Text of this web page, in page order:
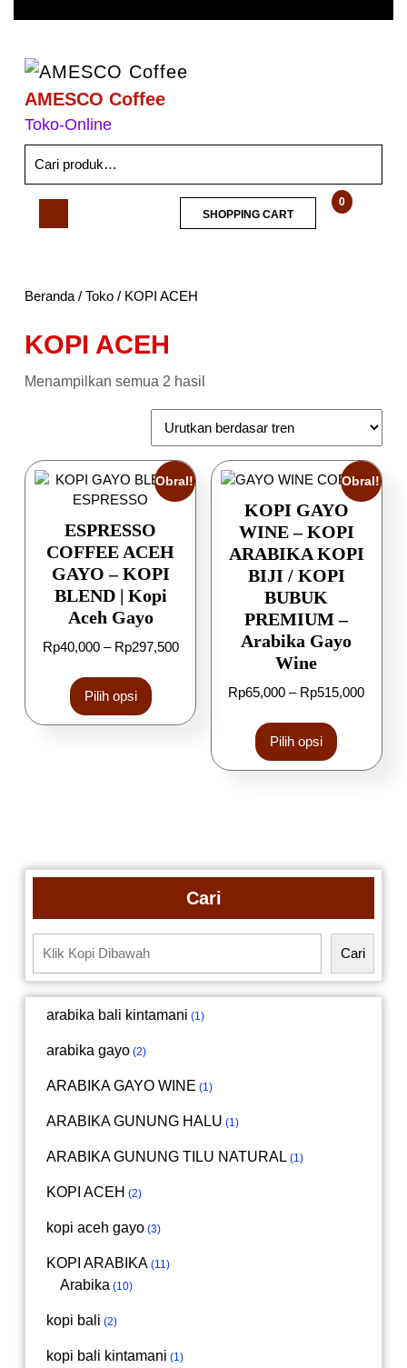
AMESCO Coffee
Toko-Online
0
SHOPPING CART
Beranda / Toko / KOPI ACEH
KOPI ACEH
Menampilkan semua 2 hasil
Obral!
ESPRESSO
COFFEE ACEH
GAYO – KOPI
BLEND | Kopi
Aceh Gayo
Rp40,000 – Rp297,500
Pilih opsi
Obral!
KOPI GAYO
WINE – KOPI
ARABIKA KOPI
BIJI / KOPI
BUBUK
PREMIUM –
Arabika Gayo
Wine
Rp65,000 – Rp515,000
Pilih opsi
Cari
Cari
arabika bali kintamani 1
arabika gayo 2
ARABIKA GAYO WINE 1
ARABIKA GUNUNG HALU 1
ARABIKA GUNUNG TILU NATURAL 1
KOPI ACEH 2
kopi aceh gayo 3
KOPI ARABIKA 11
Arabika 10
kopi bali 2
kopi bali kintamani 1